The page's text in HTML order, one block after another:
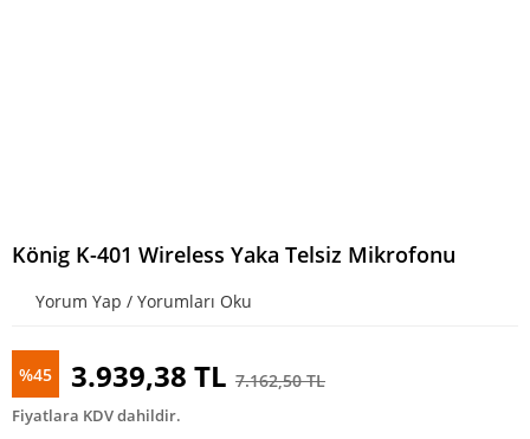
König K-401 Wireless Yaka Telsiz Mikrofonu
Yorum Yap / Yorumları Oku
%45 3.939,38 TL 7.162,50 TL
Fiyatlara KDV dahildir.